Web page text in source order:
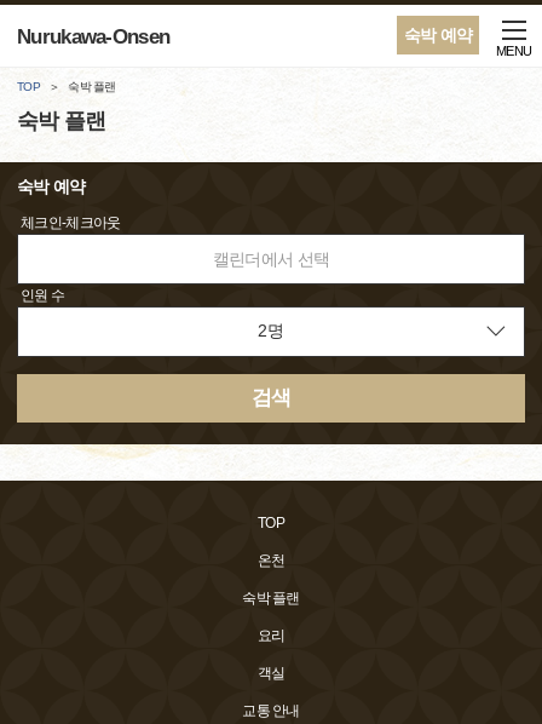
숙박 예약
Nurukawa-Onsen
MENU
TOP 숙박 플랜
숙박 플랜
숙박 예약
체크인-체크아웃
캘린더에서 선택
인원 수
검색
TOP
온천
숙박 플랜
요리
객실
교통 안내